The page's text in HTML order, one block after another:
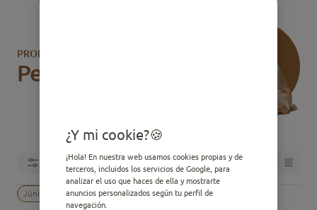
PRODUCTOS PARA TU
Perro
1
Júnior
¿Y mi cookie?
¡Hola! En nuestra web usamos cookies propias y de
terceros, incluidos los servicios de Google, para
analizar el uso que haces de ella y mostrarte
anuncios personalizados según tu perfil de
navegación.